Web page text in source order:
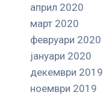
април 2020
март 2020
февруари 2020
јануари 2020
декември 2019
ноември 2019